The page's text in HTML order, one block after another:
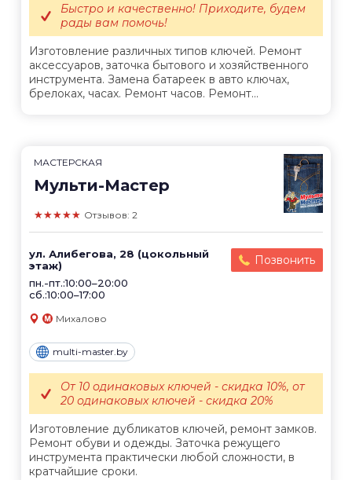
Изготовление различных типов ключей. Ремонт
аксессуаров, заточка бытового и хозяйственного
инструмента. Замена батареек в авто ключах,
брелоках, часах. Ремонт часов. Ремонт...
Быстро и качественно! Приходите, будем
рады вам помочь!
МАСТЕРСКАЯ
Мульти-Мастер
★★★★★ Отзывов: 2
ул. Алибегова, 28 (цокольный
этаж)
пн.-пт.:10:00–20:00
сб.:10:00–17:00
Позвонить
Михалово
multi-master.by
Изготовление дубликатов ключей, ремонт замков.
Ремонт обуви и одежды. Заточка режущего
инструмента практически любой сложности, в
кратчайшие сроки.
От 10 одинаковых ключей - скидка 10%, от
20 одинаковых ключей - скидка 20%